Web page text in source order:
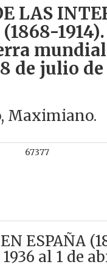
LAS
de julio
Maximiano.
67377
ESPAÑA
al 1 de